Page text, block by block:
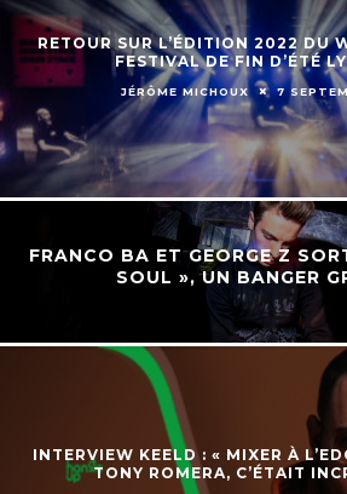
RETOUR SUR L’ÉDITION 2022 DU
FESTIVAL DE FIN D’ÉTÉ
JÉRÔME MICHOUX 7
FRANCO BA ET GEORGE Z
SOUL », UN BANGER
INTERVIEW KEELD : « MIXER À
TONY ROMERA, C’ÉTAIT